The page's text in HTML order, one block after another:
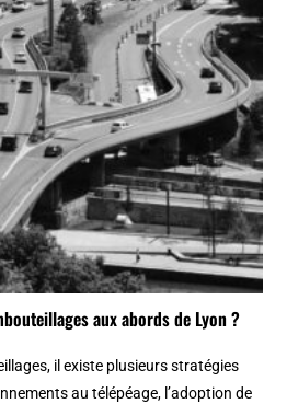
aux abords de Lyon ?
il existe plusieurs stratégies
au télépéage, l’adoption de